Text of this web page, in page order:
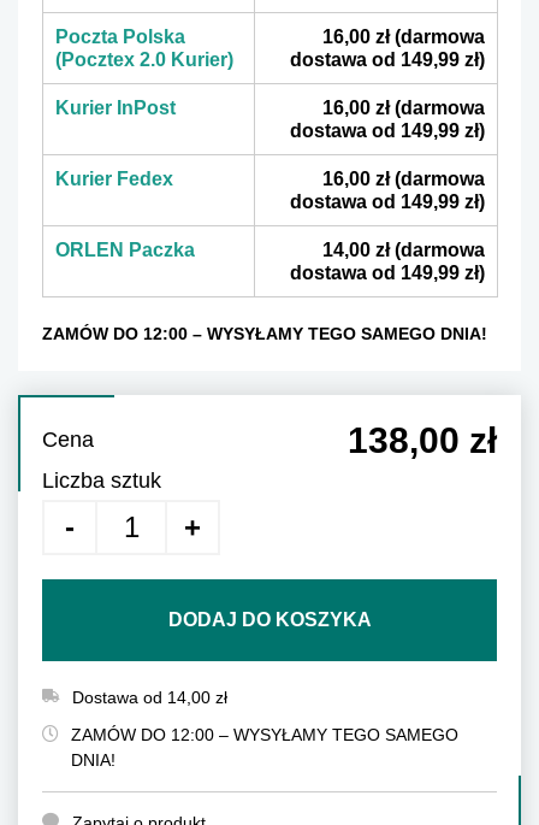
Poczta Polska
(Pocztex 2.0 Kurier)
16,00 zł(darmowa
dostawa od 149,99 zł)
Kurier InPost 16,00 zł(darmowa
dostawa od 149,99 zł)
Kurier Fedex 16,00 zł(darmowa
dostawa od 149,99 zł)
ORLEN Paczka 14,00 zł(darmowa
dostawa od 149,99 zł)
ZAMÓW DO 12:00 – WYSYŁAMY TEGO SAMEGO DNIA!
Cena 138,00 zł
Liczba sztuk
DODAJ DO KOSZYKA
Dostawa od 14,00 zł
ZAMÓW DO 12:00 – WYSYŁAMY TEGO SAMEGO
DNIA!